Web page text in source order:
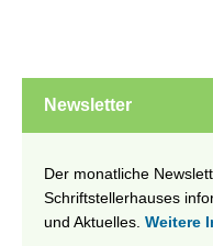
Newsletter
Der monatliche
Schriftstellerhauses
und Aktuelles. Weitere